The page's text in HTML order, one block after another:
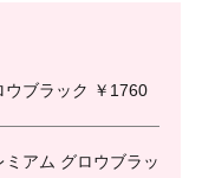
ウブラック ￥1760
アム グロウブラッ